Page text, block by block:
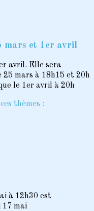
mars et 1er avril
avril. Elle sera
25 mars à 18h15 et 20h
le 1er avril à 20h
thèmes :
à 12h30 est
17 mai